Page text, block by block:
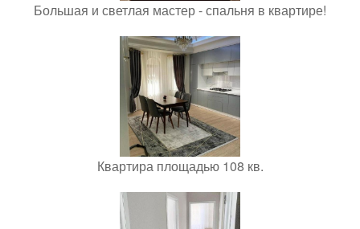
Большая и светлая мастер - спальня в квартире!
Квартира площадью 108 кв.